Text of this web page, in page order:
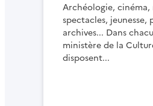
Archéologie, cinéma,
spectacles, jeunesse,
archives... Dans
ministère de la
disposent...